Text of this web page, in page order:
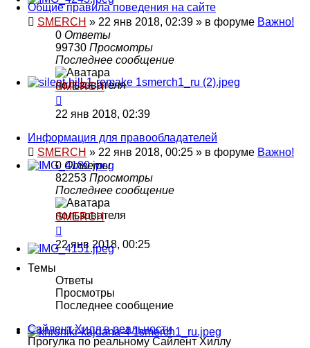
Общие правила поведения на сайте
SMERCH » 22 янв 2018, 02:39 » в форуме Важно!
0 Ответы
99730 Просмотры
Последнее сообщение
SMERCH
22 янв 2018, 02:39
Информация для правообладателей
SMERCH » 22 янв 2018, 00:25 » в форуме Важно!
0 Ответы
82253 Просмотры
Последнее сообщение
SMERCH
22 янв 2018, 00:25
Темы
Ответы
Просмотры
Последнее сообщение
Сайлент Хилл в реальности
Прогулка по реальному Сайлент Хиллу